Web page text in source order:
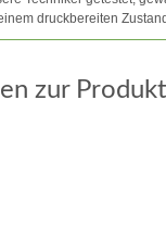
druckbereiten
zur